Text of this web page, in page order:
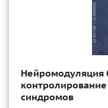
Нейромодуляция
синдромов